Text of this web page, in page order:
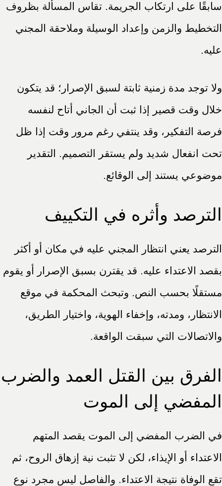
سابقًا على ارتكاب الجريمة. تقاس المسألة بظروف
التخطيط والزمن وإعداد الوسيلة وملاحقة المجني
عليه.
ولا توجد مدة زمنية ثابتة لسبق الإصرار؛ قد يتكون
خلال وقت قصير إذا ثبت أن الجاني أتاح لنفسه
فرصة التفكير، وقد ينتفي رغم مرور وقت إذا ظل
تحت انفعال شديد ولم يستقر التصميم. التقدير
موضوعي يستند إلى الوقائع.
الترصد وأثره في التكييف
الترصد يعني انتظار المجني عليه في مكان أو أكثر
بقصد الاعتداء عليه. قد يقترن بسبق الإصرار أو يقوم
مستقلًا بحسب النص. وتبحث المحكمة في موقع
الانتظار، ومدته، وإخفاء الهوية، واختيار الطريق،
والاتصالات التي سبقت الواقعة.
الفرق بين القتل العمد والضرب
المفضي إلى الموت
في الضرب المفضي إلى الموت يقصد المتهم
الاعتداء أو الإيذاء، لكن لا تثبت نية إزهاق الروح، ثم
تقع الوفاة نتيجة الاعتداء. والفاصل ليس مجرد نوع